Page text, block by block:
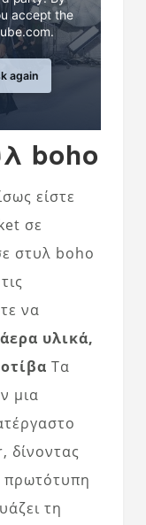
accept the
again
boho
είστε
σε
στυλ boho
να
υλικά,
Τα
μια
δίνοντας
πρωτότυπη
τη